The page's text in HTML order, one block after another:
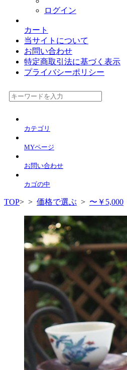
ログイン
カート
当サイトについて
お問い合わせ
特定商取引法に基づく表示
プライバシーポリシー
カテゴリ
MYページ
お問い合わせ
カゴの中
TOP> > 価格で選ぶ > 〜￥5,000